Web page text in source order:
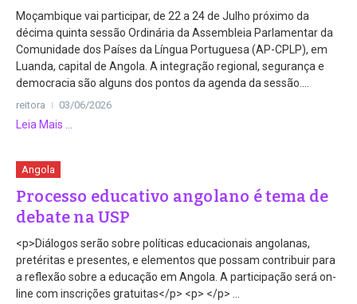
Moçambique vai participar, de 22 a 24 de Julho próximo da
décima quinta sessão Ordinária da Assembleia Parlamentar da
Comunidade dos Países da Língua Portuguesa (AP-CPLP), em
Luanda, capital de Angola. A integração regional, segurança e
democracia são alguns dos pontos da agenda da sessão....
reitora 03/06/2026
Leia Mais ...
Angola
Processo educativo angolano é tema de
debate na USP
<p>Diálogos serão sobre políticas educacionais angolanas,
pretéritas e presentes, e elementos que possam contribuir para
a reflexão sobre a educação em Angola. A participação será on-
line com inscrições gratuitas</p> <p> </p> ...